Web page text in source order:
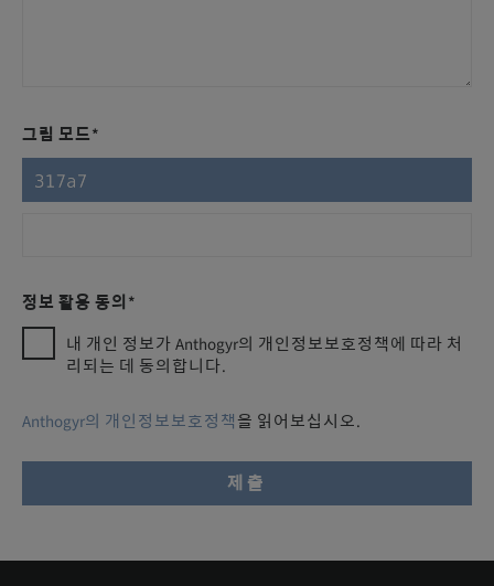
그림 모드*
정보 활용 동의*
내 개인 정보가 Anthogyr의 개인정보보호정책에 따라 처
리되는 데 동의합니다.
Anthogyr의 개인정보보호정책을 읽어보십시오.
제출